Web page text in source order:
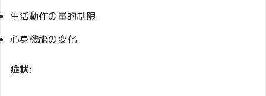
生活動作の量的制限
心身機能の変化
症状: